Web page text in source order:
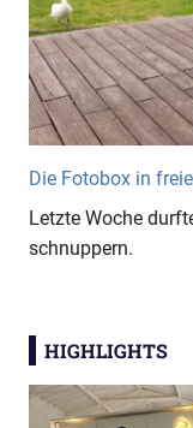
Die Fotobox in
Letzte Woche
schnuppern.
HIGHLIGHTS